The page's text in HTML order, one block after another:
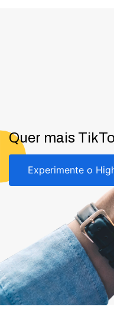
Quer mais
Experimente o